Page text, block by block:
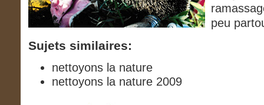
peu
Sujets similaires:
nettoyons la nature
nettoyons la nature 2009